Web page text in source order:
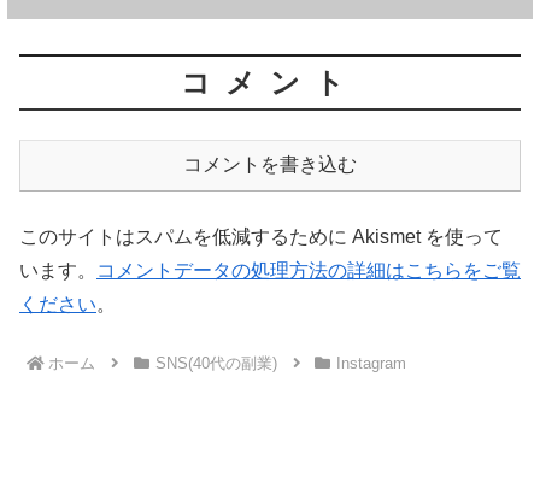
コメント
コメントを書き込む
このサイトはスパムを低減するために Akismet を使って
います。
コメントデータの処理方法の詳細はこちらをご覧
ください。
ホーム SNS(40代の副業) Instagram